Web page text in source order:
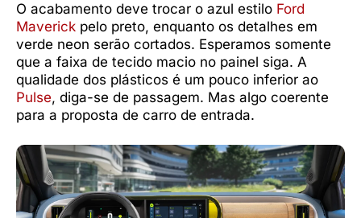
O acabamento deve trocar o azul estilo Ford
Maverick pelo preto, enquanto os detalhes em
verde neon serão cortados. Esperamos somente
que a faixa de tecido macio no painel siga. A
qualidade dos plásticos é um pouco inferior ao
Pulse, diga-se de passagem. Mas algo coerente
para a proposta de carro de entrada.